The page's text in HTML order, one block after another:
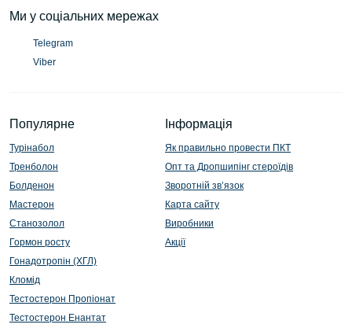
Популярне
Турінабол
Тренболон
Болденон
Мастерон
Станозолол
Гормон росту
Гонадотропін (ХГЛ)
Кломід
Тестостерон Пропіонат
Тестостерон Енантат
Інформація
Як правильно провести ПКТ
Опт та Дропшипінг стероїдів
Зворотній зв’язок
Карта сайту
Виробники
Акції
Ми у соціальних мережах
Telegram
Viber